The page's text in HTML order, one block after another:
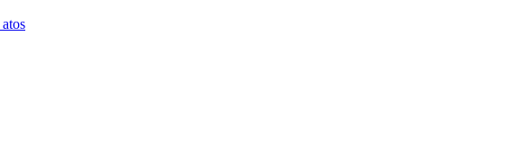
atos